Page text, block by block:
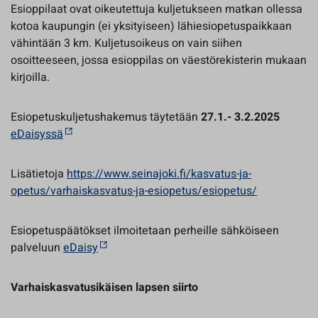
Esioppilaat ovat oikeutettuja kuljetukseen matkan ollessa
kotoa kaupungin (ei yksityiseen) lähiesiopetuspaikkaan
vähintään 3 km. Kuljetusoikeus on vain siihen
osoitteeseen, jossa esioppilas on väestörekisterin mukaan
kirjoilla.
Esiopetuskuljetushakemus täytetään 27.1.- 3.2.2025
eDaisyssä
Lisätietoja https://www.seinajoki.fi/kasvatus-ja-
opetus/varhaiskasvatus-ja-esiopetus/esiopetus/
Esiopetuspäätökset ilmoitetaan perheille sähköiseen
palveluun eDaisy
Varhaiskasvatusikäisen lapsen siirto